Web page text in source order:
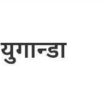
युगान्डा